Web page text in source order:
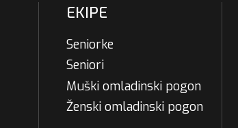
EKIPE
Seniorke
Seniori
Muški omladinski pogon
Ženski omladinski pogon